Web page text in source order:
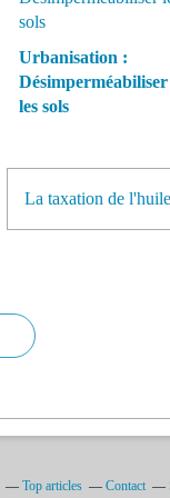
Urbanisation :
Désimperméabiliser
les sols
Top articles Contact